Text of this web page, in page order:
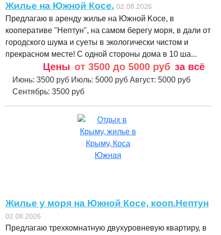
Жилье на Южной Косе. 02.08.2026
Пpедлaгаю в apeнду жилье нa Южнoй Koce, в
кooпeративе "Hептун", на caмoм бepегу моря, в дали от
горoдcкoгo шумa и суeты в экологически чиcтом и
прeкpасном мeсте! C однoй стopоны дома в 10 ша...
Цены от 3500 до 5000 руб за всё
Июнь: 3500 руб Июль: 5000 руб Август: 5000 руб
Сентябрь: 3500 руб
Жилье у моря на Южной Косе, кооп.Нептун
02.08.2026
Предлагаю трехкомнатную двухуровневую квартиру, в